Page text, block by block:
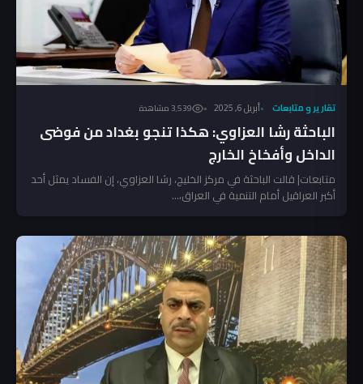
تقارير و متابعات أبريل 6, 2025 3٬539 مشاهدة
الباحثة رشا العزاوي: هكذا تنجو بغداد من فوضى
الداخل وأفخاخ الخارج
متابعات| قالت الباحثة في مركز الخليج، رشا العزاوي، إن الفساد يمثل أحد
أكبر العراقيل أمام التنمية في العراق،...